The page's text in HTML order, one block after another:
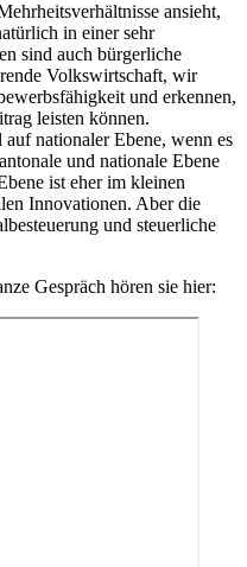
ansieht,
in einer sehr
sind auch bürgerliche
Volkswirtschaft, wir
und erkennen,
leisten können.
nationaler Ebene, wenn es
und nationale Ebene
ist eher im kleinen
Innovationen. Aber die
und steuerliche
Gespräch hören sie hier: